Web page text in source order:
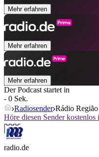
Mehr erfahren
Mehr erfahren
Mehr erfahren
Der Podcast startet in
- 0 Sek.
Radiosender Rádio
Höre diesen Sender kostenlos
radio.de